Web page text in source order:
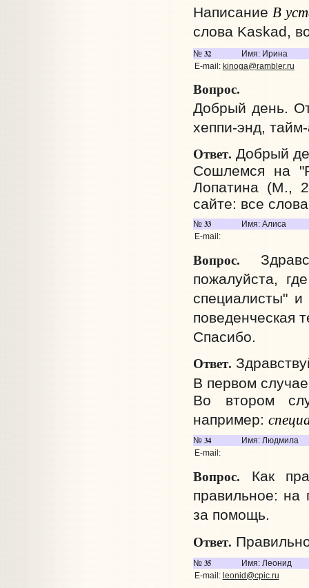
Написание В
слова Kaskad,
№32
Имя: Ирина
E-mail: kinoga@rambler.ru
Вопрос.
Добрый день.
хеппи-энд,
Ответ. Добрый
Сошлемся на
Лопатина (М.,
сайте: все
№33
Имя: Алиса
E-mail:
Вопрос.
пожалуйста,
специалисты"
поведенческая
Спасибо.
Ответ.
В первом
Во втором
например:
№34
Имя: Людмила
E-mail:
Вопрос. Как
правильное: на
за помощь.
Ответ.
№35
Имя: Леонид
E-mail: leonid@cpic.ru